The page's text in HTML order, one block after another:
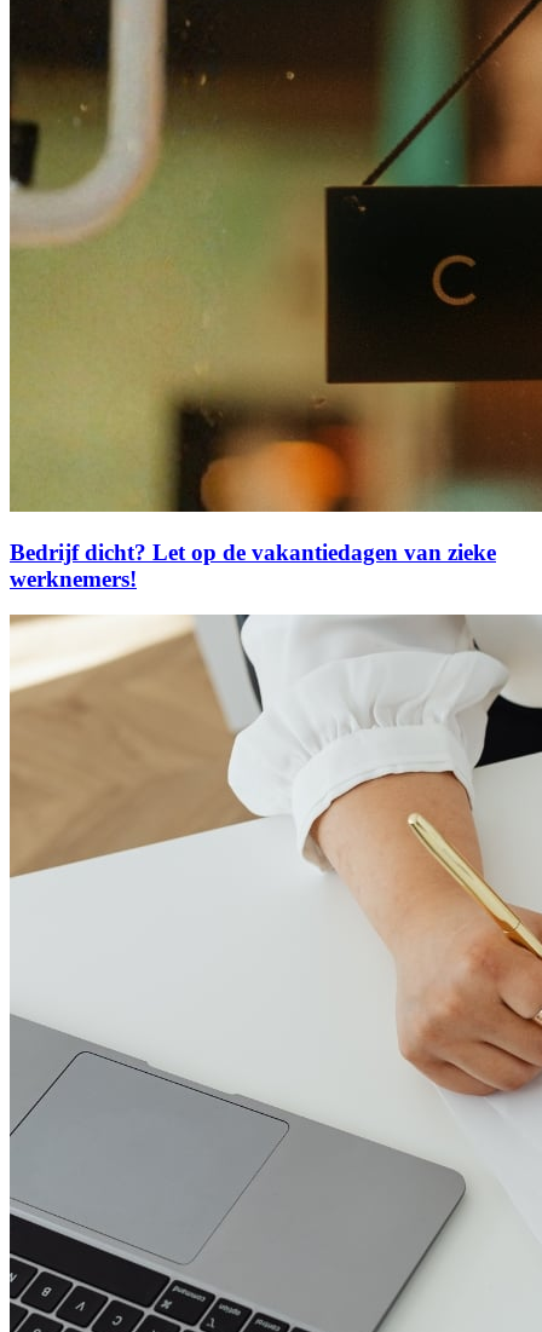
Bedrijf dicht? Let op de vakantiedagen van zieke
werknemers!